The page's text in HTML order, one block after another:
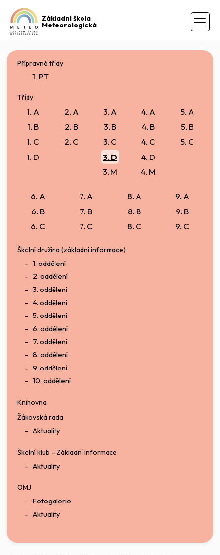
Základní škola
Meteorologická
Přípravné třídy
1. PT
Třídy
1. A
1. B
1. C
1. D
2. A
2. B
2. C
3. A
3. B
3. C
3. D
3. M
4. A
4. B
4. C
4. D
4. M
5. A
5. B
5. C
6. A
6. B
6. C
7. A
7. B
7. C
8. A
8. B
8. C
9. A
9. B
9. C
Školní družina (základní informace)
1. oddělení
2. oddělení
3. oddělení
4. oddělení
5. oddělení
6. oddělení
7. oddělení
8. oddělení
9. oddělení
10. oddělení
Knihovna
Žákovská rada
Aktuality
Školní klub – Základní informace
Aktuality
OMJ
Fotogalerie
Aktuality